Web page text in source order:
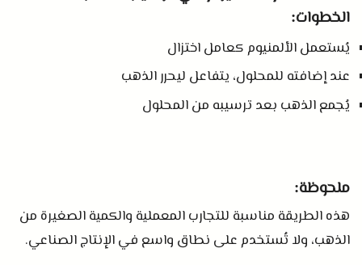
الخطوات:
يُستعمل الألمنيوم كعامل اختزال
عند إضافته للمحلول، يتفاعل ليحرر الذهب
يُجمع الذهب بعد ترسيبه من المحلول
ملحوظة:
هذه الطريقة مناسبة للتجارب المعملية والكمية الصغيرة من
الذهب، ولا تُستخدم على نطاق واسع في الإنتاج الصناعي.